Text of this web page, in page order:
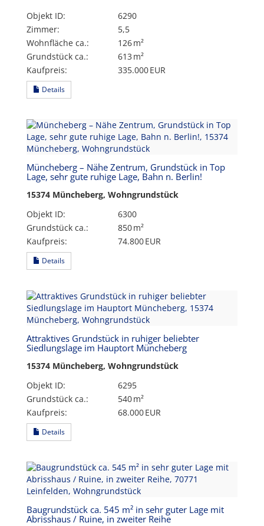
Objekt ID:
6290
Zimmer:
5,5
Wohnfläche ca.:
126 m²
Grund­stück ca.:
613 m²
Kaufpreis:
335.000 EUR
Details
Müncheberg – Nähe Zentrum, Grundstück in Top
Lage, sehr gute ruhige Lage, Bahn n. Berlin!
15374 Müncheberg, Wohngrundstück
Objekt ID:
6300
Grund­stück ca.:
850 m²
Kaufpreis:
74.800 EUR
Details
Attraktives Grundstück in ruhiger beliebter
Siedlungslage im Hauptort Müncheberg
15374 Müncheberg, Wohngrundstück
Objekt ID:
6295
Grund­stück ca.:
540 m²
Kaufpreis:
68.000 EUR
Details
Baugrundstück ca. 545 m² in sehr guter Lage mit
Abrisshaus / Ruine, in zweiter Reihe